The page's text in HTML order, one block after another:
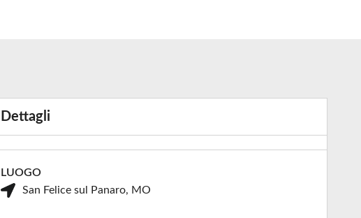
Dettagli
LUOGO
San Felice sul Panaro, MO